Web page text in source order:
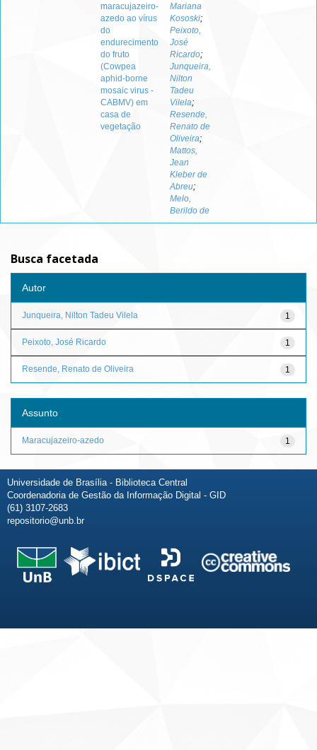
maracujazeiro-
azedo ao vírus
do
endurecimento
do fruto
(Cowpea
aphid-borne
mosaic virus -
CABMV) em
casa de
vegetação
Mariana
Kososki;
Peixoto,
José
Ricardo;
Junqueira,
Nilton
Tadeu
Vilela;
Resende,
Renato de
Oliveira;
Mattos,
Jean
Kleber de
Abreu;
Melo,
Berildo de
Busca facetada
Autor
1
Junqueira, Nilton Tadeu Vilela
1
Peixoto, José Ricardo
1
Resende, Renato de Oliveira
Assunto
1
Maracujazeiro-azedo
Universidade de Brasília - Biblioteca Central
Coordenadoria de Gestão da Informação Digital - GID
(61) 3107-2683
repositorio@unb.br